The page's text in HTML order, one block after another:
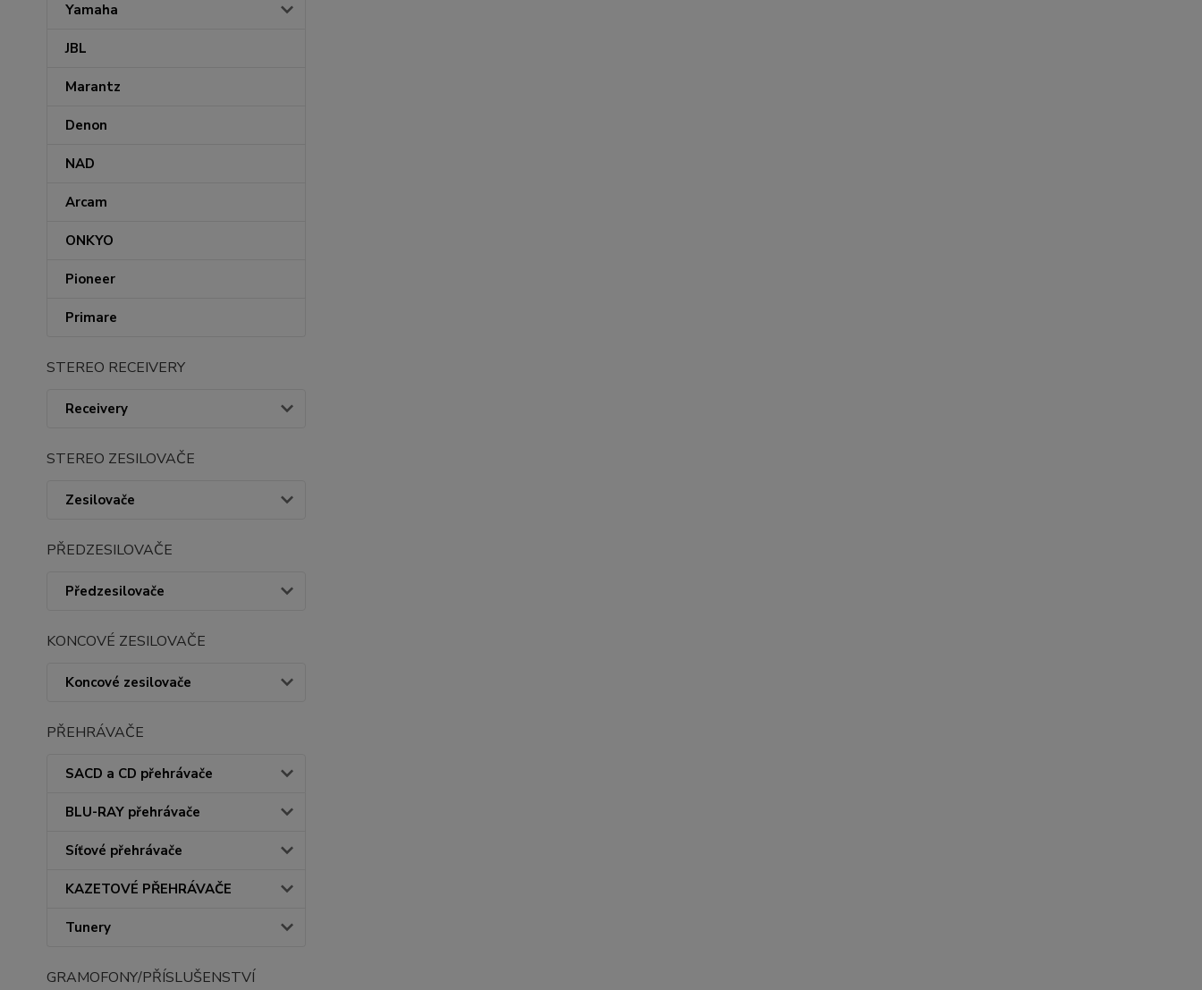
Yamaha
JBL
Marantz
Denon
NAD
Arcam
ONKYO
Pioneer
Primare
STEREO RECEIVERY
Receivery
STEREO ZESILOVAČE
Zesilovače
PŘEDZESILOVAČE
Předzesilovače
KONCOVÉ ZESILOVAČE
Koncové zesilovače
PŘEHRÁVAČE
SACD a CD přehrávače
BLU-RAY přehrávače
Síťové přehrávače
KAZETOVÉ PŘEHRÁVAČE
Tunery
GRAMOFONY/PŘÍSLUŠENSTVÍ